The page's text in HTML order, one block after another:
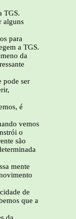
TGS.
alguns
para
a TGS.
da
pode ser
é
vemos
o
são
mente
de
que a